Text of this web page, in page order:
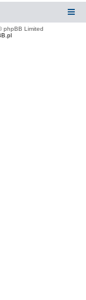
phpBB Limited